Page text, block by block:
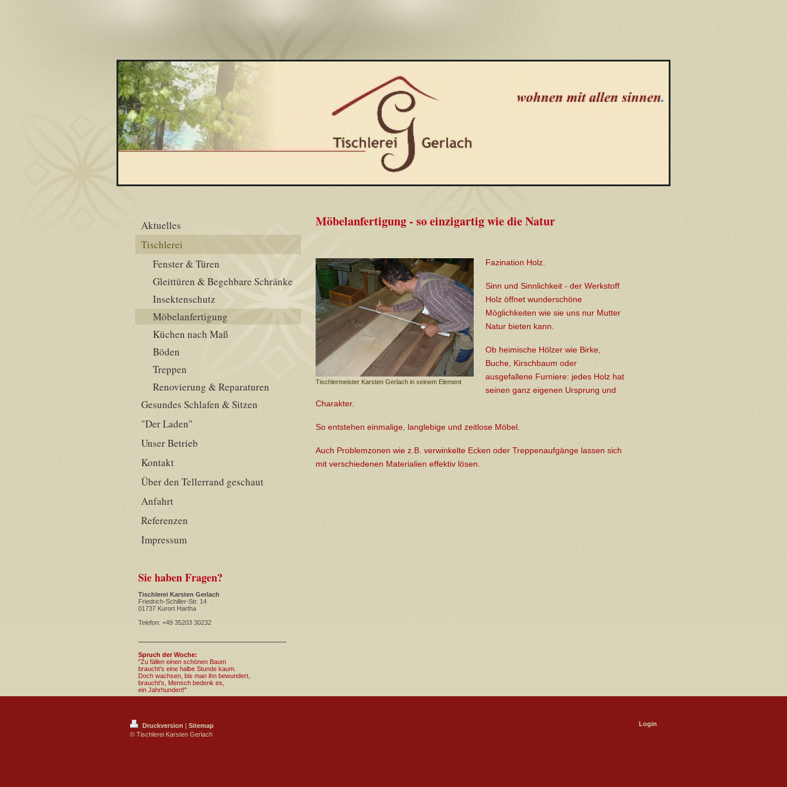
Möbelanfertigung - so einzigartig wie die Natur
Tischlermeister Karsten Gerlach in seinem Element
Fazination Holz.
Sinn und Sinnlichkeit - der Werkstoff
Holz öffnet wunderschöne
Möglichkeiten wie sie uns nur Mutter
Natur bieten kann.
Ob heimische Hölzer wie Birke,
Buche, Kirschbaum oder
ausgefallene Furniere: jedes Holz hat
seinen ganz eigenen Ursprung und
Charakter.
So entstehen einmalige, langlebige und zeitlose Möbel.
Auch Problemzonen wie z.B. verwinkelte Ecken oder Treppenaufgänge lassen sich
mit verschiedenen Materialien effektiv lösen.
Aktuelles
Tischlerei
Fenster & Türen
Gleittüren & Begehbare Schränke
Insektenschutz
Möbelanfertigung
Küchen nach Maß
Böden
Treppen
Renovierung & Reparaturen
Gesundes Schlafen & Sitzen
"Der Laden"
Unser Betrieb
Kontakt
Über den Tellerrand geschaut
Anfahrt
Referenzen
Impressum
Sie haben Fragen?
Tischlerei Karsten Gerlach
Friedrich-Schiller-Str. 14
01737 Kurort Hartha
Telefon: +49 35203 30232
Spruch der Woche:
"Zu fällen einen schönen Baum
braucht's eine halbe Stunde kaum.
Doch wachsen, bis man ihn bewundert,
braucht's, Mensch bedenk es,
ein Jahrhundert!"
Druckversion | Sitemap
© Tischlerei Karsten Gerlach
Login